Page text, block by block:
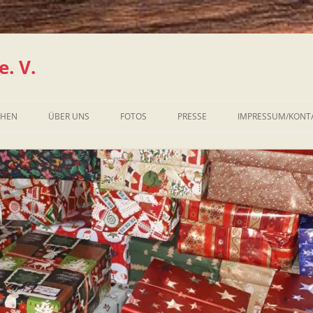
V.
ÜBER UNS FOTOS PRESSE IMPRESSUM/